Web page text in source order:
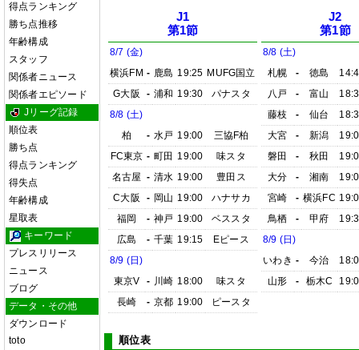
得点ランキング
勝ち点推移
年齢構成
スタッフ
関係者ニュース
関係者エピソード
Jリーグ記録
順位表
勝ち点
得点ランキング
得失点
年齢構成
星取表
キーワード
プレスリリース
ニュース
ブログ
データ・その他
ダウンロード
toto
J1
第1節
8/7 (金)
横浜FM - 鹿島 19:25 MUFG国立
G大阪
- 浦和 19:30
パナスタ
8/8 (土)
柏
- 水戸 19:00
三協F柏
FC東京 - 町田 19:00
味スタ
名古屋 - 清水 19:00
豊田ス
C大阪
- 岡山 19:00
ハナサカ
福岡
- 神戸 19:00
ベススタ
広島
- 千葉 19:15
Eピース
8/9 (日)
東京V
- 川崎 18:00
味スタ
長崎
- 京都 19:00 ピースタ
J2
第1節
8/8 (土)
札幌
- 徳島
八戸
- 富山
藤枝
- 仙台
大宮
- 新潟
磐田
- 秋田
大分
- 湘南
宮崎
- 横浜FC
鳥栖
- 甲府
8/9 (日)
いわき - 今治
山形
- 栃木C
順位表